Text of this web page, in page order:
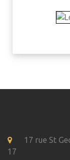
17 rue St
17